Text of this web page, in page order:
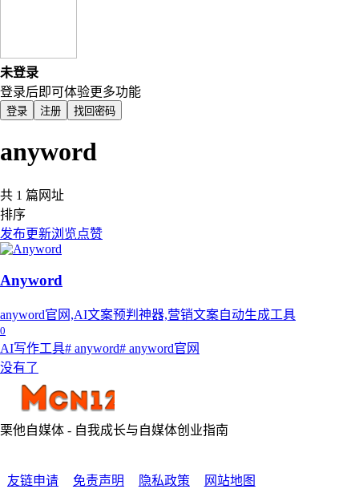
未登录
登录后即可体验更多功能
登录 注册 找回密码
anyword
共 1 篇网址
排序
发布更新浏览点赞
Anyword
anyword官网,AI文案预判神器,营销文案自动生成工具
0
AI写作工具# anyword# anyword官网
没有了
栗他自媒体 - 自我成长与自媒体创业指南
友链申请 免责声明 隐私政策
网站地图